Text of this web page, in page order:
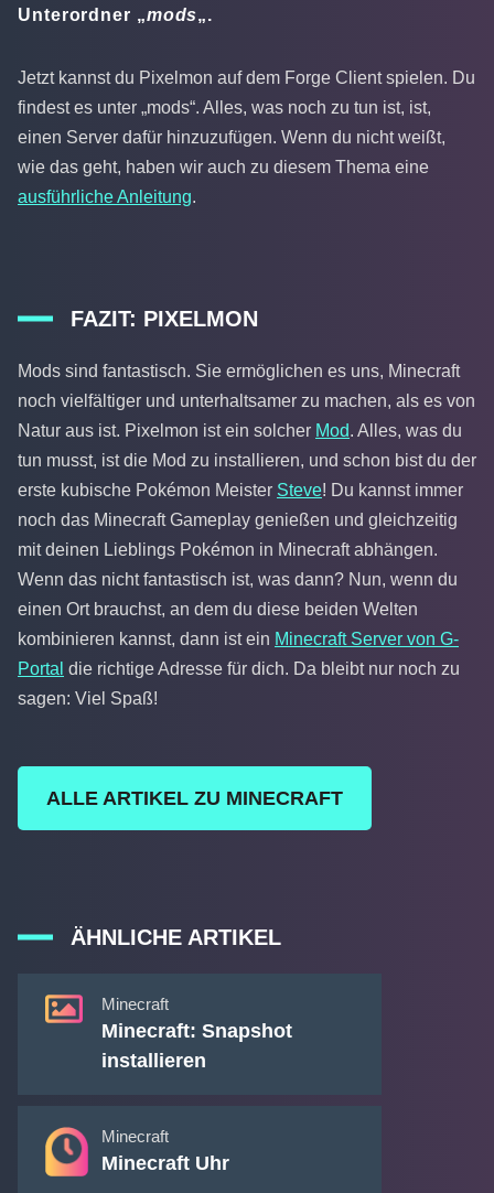
Unterordner „mods„.
Jetzt kannst du Pixelmon auf dem Forge Client spielen. Du
findest es unter „mods“. Alles, was noch zu tun ist, ist,
einen Server dafür hinzuzufügen. Wenn du nicht weißt,
wie das geht, haben wir auch zu diesem Thema eine
ausführliche Anleitung.
FAZIT: PIXELMON
Mods sind fantastisch. Sie ermöglichen es uns, Minecraft
noch vielfältiger und unterhaltsamer zu machen, als es von
Natur aus ist. Pixelmon ist ein solcher Mod. Alles, was du
tun musst, ist die Mod zu installieren, und schon bist du der
erste kubische Pokémon Meister Steve! Du kannst immer
noch das Minecraft Gameplay genießen und gleichzeitig
mit deinen Lieblings Pokémon in Minecraft abhängen.
Wenn das nicht fantastisch ist, was dann? Nun, wenn du
einen Ort brauchst, an dem du diese beiden Welten
kombinieren kannst, dann ist ein Minecraft Server von G-
Portal die richtige Adresse für dich. Da bleibt nur noch zu
sagen: Viel Spaß!
ALLE ARTIKEL ZU MINECRAFT
ÄHNLICHE ARTIKEL
Minecraft
Minecraft: Snapshot
installieren
Minecraft
Minecraft Uhr